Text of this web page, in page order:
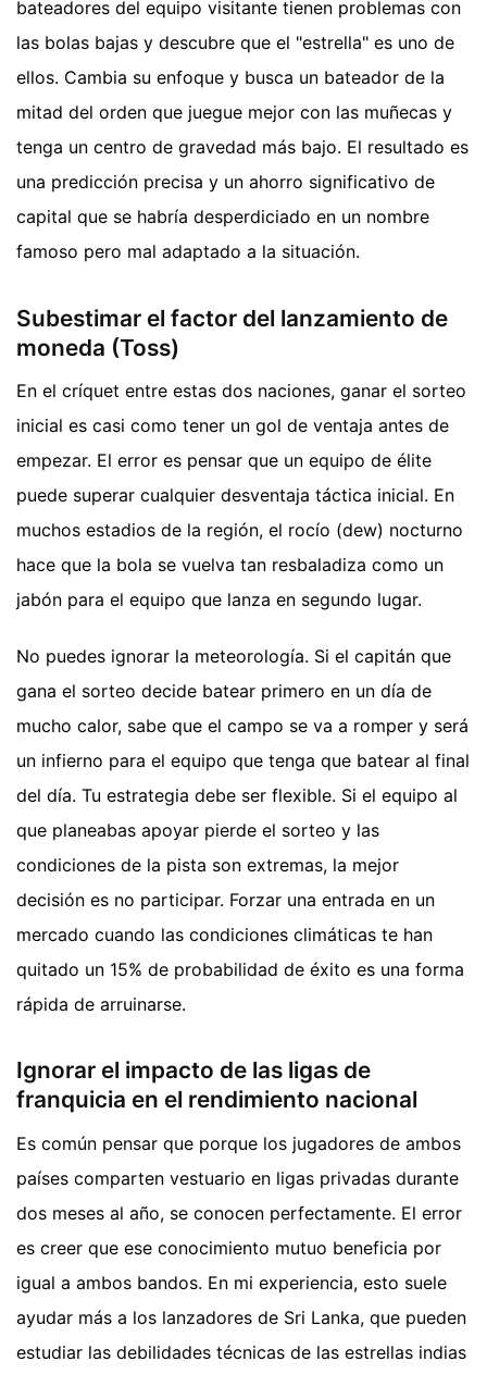
bateadores del equipo visitante tienen problemas con
las bolas bajas y descubre que el "estrella" es uno de
ellos. Cambia su enfoque y busca un bateador de la
mitad del orden que juegue mejor con las muñecas y
tenga un centro de gravedad más bajo. El resultado es
una predicción precisa y un ahorro significativo de
capital que se habría desperdiciado en un nombre
famoso pero mal adaptado a la situación.
Subestimar el factor del lanzamiento de
moneda (Toss)
En el críquet entre estas dos naciones, ganar el sorteo
inicial es casi como tener un gol de ventaja antes de
empezar. El error es pensar que un equipo de élite
puede superar cualquier desventaja táctica inicial. En
muchos estadios de la región, el rocío (dew) nocturno
hace que la bola se vuelva tan resbaladiza como un
jabón para el equipo que lanza en segundo lugar.
No puedes ignorar la meteorología. Si el capitán que
gana el sorteo decide batear primero en un día de
mucho calor, sabe que el campo se va a romper y será
un infierno para el equipo que tenga que batear al final
del día. Tu estrategia debe ser flexible. Si el equipo al
que planeabas apoyar pierde el sorteo y las
condiciones de la pista son extremas, la mejor
decisión es no participar. Forzar una entrada en un
mercado cuando las condiciones climáticas te han
quitado un 15% de probabilidad de éxito es una forma
rápida de arruinarse.
Ignorar el impacto de las ligas de
franquicia en el rendimiento nacional
Es común pensar que porque los jugadores de ambos
países comparten vestuario en ligas privadas durante
dos meses al año, se conocen perfectamente. El error
es creer que ese conocimiento mutuo beneficia por
igual a ambos bandos. En mi experiencia, esto suele
ayudar más a los lanzadores de Sri Lanka, que pueden
estudiar las debilidades técnicas de las estrellas indias